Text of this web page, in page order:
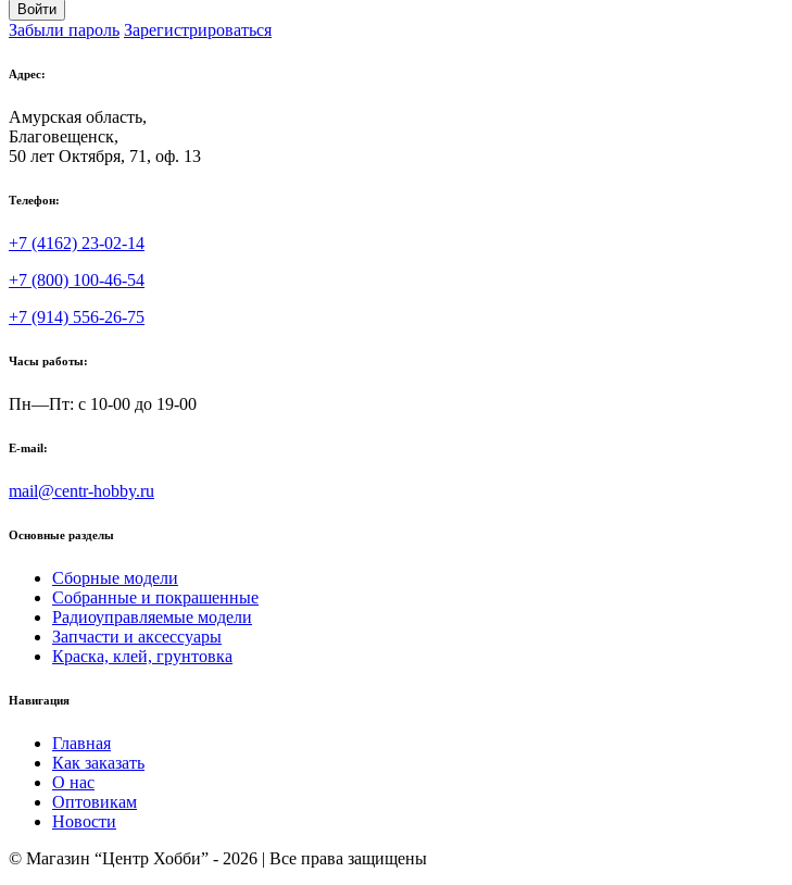
Войти
Забыли пароль Зарегистрироваться
Адрес:
Амурская область,
Благовещенск,
50 лет Октября, 71, оф. 13
Телефон:
+7 (4162) 23-02-14
+7 (800) 100-46-54
+7 (914) 556-26-75
Часы работы:
Пн—Пт: с 10-00 до 19-00
E-mail:
mail@centr-hobby.ru
Основные разделы
Сборные модели
Собранные и покрашенные
Радиоуправляемые модели
Запчасти и аксессуары
Краска, клей, грунтовка
Навигация
Главная
Как заказать
О нас
Оптовикам
Новости
© Магазин “Центр Хобби” - 2026 | Все права защищены